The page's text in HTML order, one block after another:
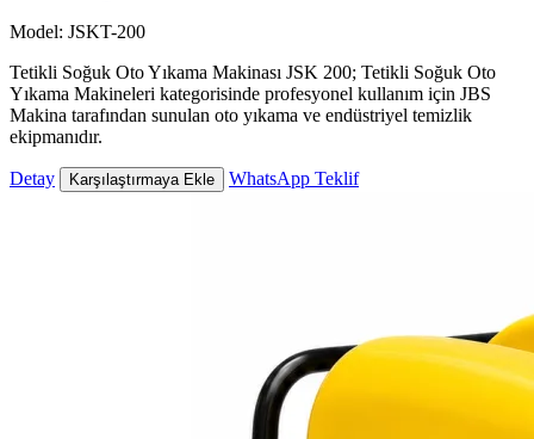
Model: JSKT-200
Tetikli Soğuk Oto Yıkama Makinası JSK 200; Tetikli Soğuk Oto
Yıkama Makineleri kategorisinde profesyonel kullanım için JBS
Makina tarafından sunulan oto yıkama ve endüstriyel temizlik
ekipmanıdır.
Detay Karşılaştırmaya Ekle WhatsApp Teklif